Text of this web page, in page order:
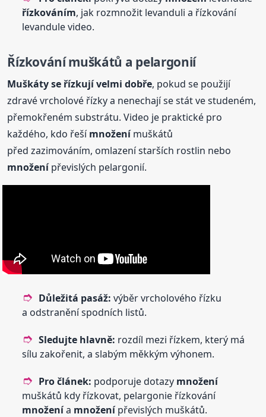
řízkováním, jak rozmnožit levanduli a řízkování
levandule video.
Řízkování muškátů a pelargonií
Muškáty se řízkují velmi dobře, pokud se použijí
zdravé vrcholové řízky a nenechají se stát ve studeném,
přemokřeném substrátu. Video je praktické pro
každého, kdo řešímnoženímuškátů
před zazimováním, omlazení starších rostlin nebo
množenípřevislých pelargonií.
Důležitá pasáž: výběr vrcholového řízku
a odstranění spodních listů.
Sledujte hlavně: rozdíl mezi řízkem, který má
sílu zakořenit, a slabým měkkým výhonem.
Pro článek: podporuje dotazy množení
muškátů kdy řízkovat, pelargonie řízkování
množenía množenípřevislých muškátů.